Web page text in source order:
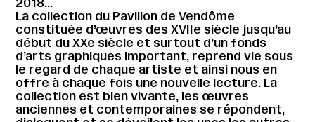
2018…
La collection du Pavillon de Vendôme
constituée d’œuvres des XVIIe siècle jusqu’au
début du XXe siècle et surtout d’un fonds
d’arts graphiques important, reprend vie sous
le regard de chaque artiste et ainsi nous en
offre à chaque fois une nouvelle lecture. La
collection est bien vivante, les œuvres
anciennes et contemporaines se répondent,